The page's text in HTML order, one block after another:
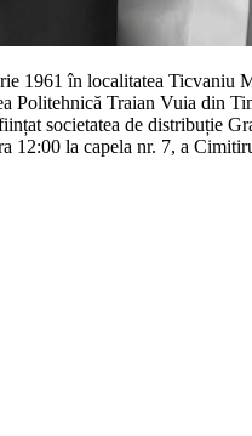
1961 în localitatea
Politehnică Traian Vuia din
societatea de distribuție
12:00 la capela nr. 7, a